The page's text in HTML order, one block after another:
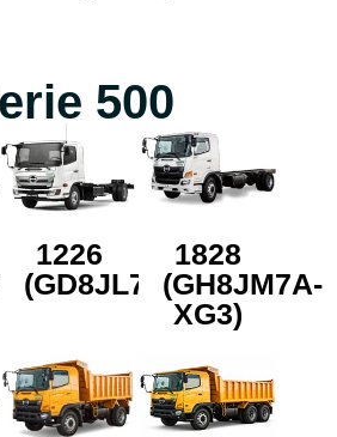
500
1226
(GD8JL7A)
1828
(GH8JM7A-
XG3)